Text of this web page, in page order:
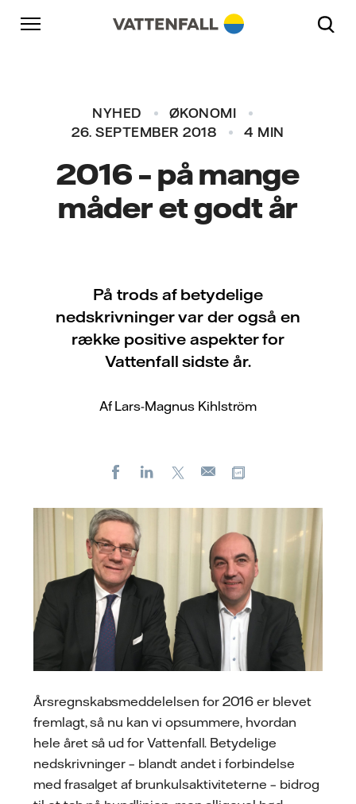
Skift til indhold
Gå til hovednavigation
Gå til sidefod
NYHED
ØKONOMI
26. SEPTEMBER 2018
4 MIN
2016 – på mange
måder et godt år
På trods af betydelige
nedskrivninger var der også en
række positive aspekter for
Vattenfall sidste år.
Af Lars-Magnus Kihlström
FacebookLinkedIn
E-
Årsregnskabsmeddelelsen for 2016 er blevet
fremlagt, så nu kan vi opsummere, hvordan
hele året så ud for Vattenfall. Betydelige
nedskrivninger – blandt andet i forbindelse
med frasalget af brunkulsaktiviteterne – bidrog
Gå til hovednavigation